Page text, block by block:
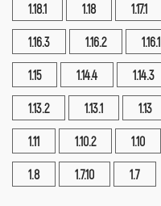
1.18.1 1.18 1.17.1
1.16.3 1.16.2 1.16.1
1.15 1.14.4 1.14.3
1.13.2 1.13.1 1.13
1.11 1.10.2 1.10
1.8 1.7.10 1.7